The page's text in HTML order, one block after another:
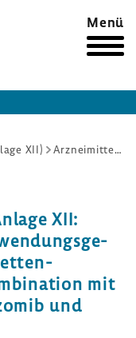
Menü
XII)
Arzneimittel-Richtlinie/Anlage XII: Daratumumab (Neues Anwendungsgebiet: systemische Leichtketten-Amyloidose, Erstlinie, Kombination mit Cyclophosphamid, Bortezomib und Dexamethason)
XII:
mit
und